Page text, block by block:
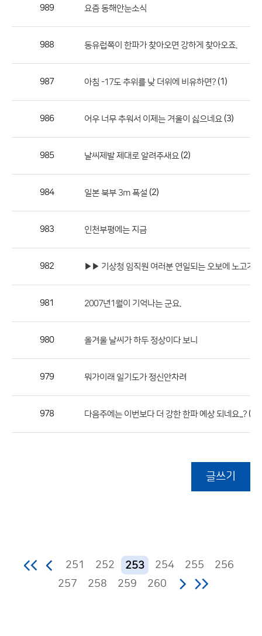
호,
록
공
989 요즘 동해안눈소식
988 동유럽쪽이 한파가 찾아오면 강하게 찾아오죠.
987 아침 -17도 추위를 낮 더위에 비유하면? (1)
986 어우 너무 추워서 이제는 겨울이 싫으네요 (3)
985 날씨제발 제대로 알려주새요 (2)
984 일본 북부 3m 폭설 (2)
983 인천부평에는 지금
982 ▶▶ 기상청 임직원 여러분 연일되는 오보에 노고가 참
981 2007년1월이 기억나는 군요.
980 올겨울 날씨가 하두 정상이다 보니
979 뭐가이래 일기도가 정신안차려
978 다음주에는 이번보다 더 강한 한파 예상 되네요...? (1)
글쓰기
251 252 253 254 255
256
257
258 259 260